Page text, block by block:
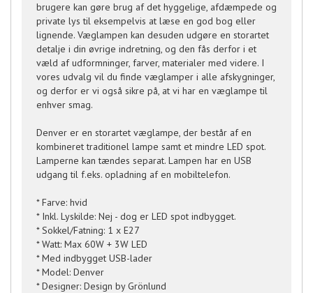
brugere kan gøre brug af det hyggelige, afdæmpede og
private lys til eksempelvis at læse en god bog eller
lignende. Væglampen kan desuden udgøre en storartet
detalje i din øvrige indretning, og den fås derfor i et
væld af udformninger, farver, materialer med videre. I
vores udvalg vil du finde væglamper i alle afskygninger,
og derfor er vi også sikre på, at vi har en væglampe til
enhver smag.
Denver er en storartet væglampe, der består af en
kombineret traditionel lampe samt et mindre LED spot.
Lamperne kan tændes separat. Lampen har en USB
udgang til f.eks. opladning af en mobiltelefon.
* Farve: hvid
* Inkl. Lyskilde: Nej - dog er LED spot indbygget.
* Sokkel/Fatning: 1 x E27
* Watt: Max 60W + 3W LED
* Med indbygget USB-lader
* Model: Denver
* Designer: Design by Grönlund